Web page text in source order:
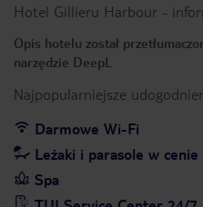
Hotel Gillieru Harbour -
Opis hotelu został
narzędzie DeepL
Najpopularniejsze
Darmowe Wi-Fi
Leżaki i parasole w cenie
Spa